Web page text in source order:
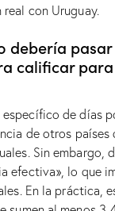
con Uruguay.
debería
calificar
de días
de otros países
Sin embargo,
efectiva», lo que
En la práctica,